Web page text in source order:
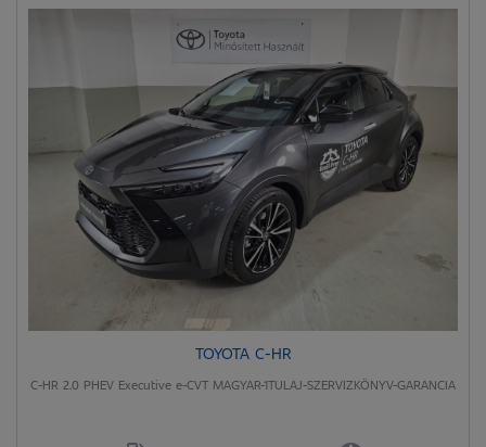
TOYOTA C-HR
C-HR 2.0 PHEV Executive e-CVT MAGYAR-1TULAJ-SZERVIZKÖNYV-GARANCIA